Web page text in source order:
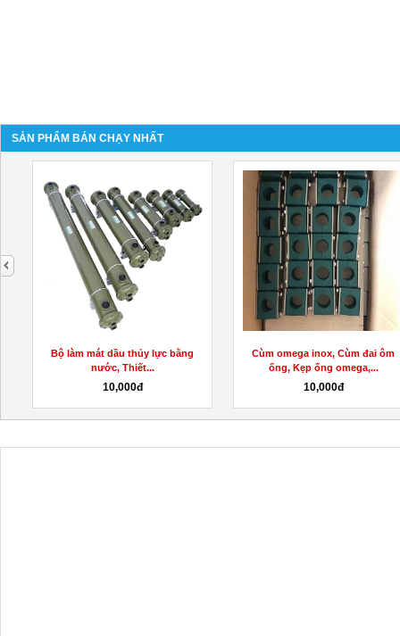
SẢN PHẨM BÁN CHẠY NHẤT
Bộ làm mát dầu thủy lực bằng
nước, Thiết...
10,000đ
Cùm omega inox, Cùm đai ôm
ống, Kẹp ống omega,...
10,000đ
next